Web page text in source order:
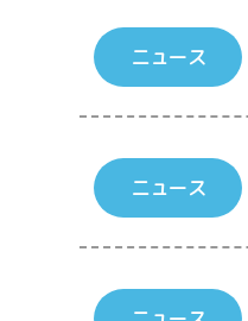
ニュース
ニュース